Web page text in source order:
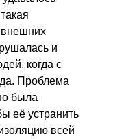
внешних
и
когда с
Проблема
была
её устранить
всей